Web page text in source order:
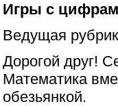
Игры с
Ведущая
Дорогой друг!
Математика
обезьянкой.